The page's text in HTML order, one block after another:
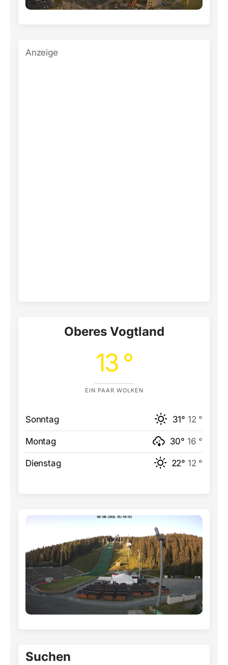
Anzeige
Oberes Vogtland
13 °
EIN PAAR WOLKEN
Sonntag 31° 12 °
Montag 30° 16 °
Dienstag 22° 12 °
Suchen